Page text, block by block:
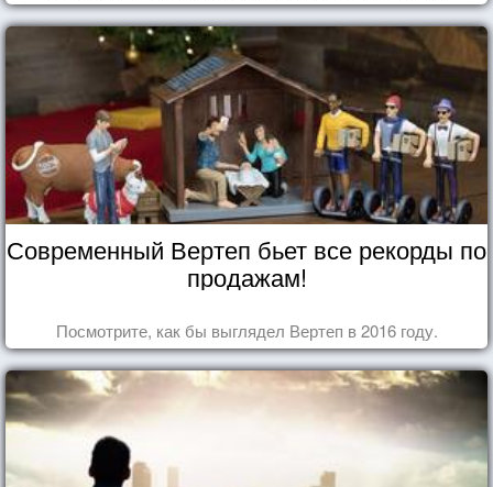
Современный Вертеп бьет все рекорды по
продажам!
Посмотрите, как бы выглядел Вертеп в 2016 году.